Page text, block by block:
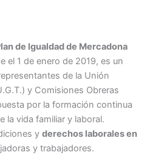
de Igualdad de Mercadona
el 1 de enero de 2019, es un
de la Unión
y Comisiones Obreras
por la formación continua
la vida familiar y laboral.
y derechos laborales en
y trabajadores.